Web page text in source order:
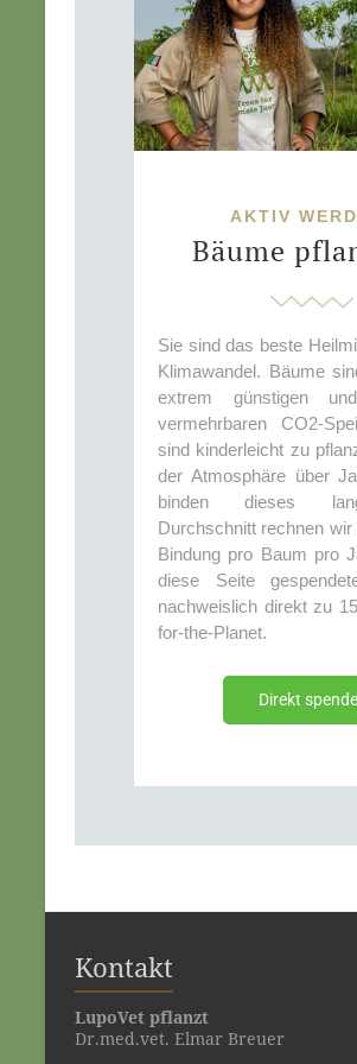
AKTIV
Bäume
Sie sind das beste
Klimawandel. Bäume
extrem günstigen
vermehrbaren CO2-
sind kinderleicht zu
der Atmosphäre über
binden dieses
Durchschnitt rechnen
Bindung pro Baum pro
diese Seite
nachweislich direkt zu
for-the-Planet.
Direkt
Kontakt
LupoVet pflanzt
Dr.med.vet. Elmar Breuer